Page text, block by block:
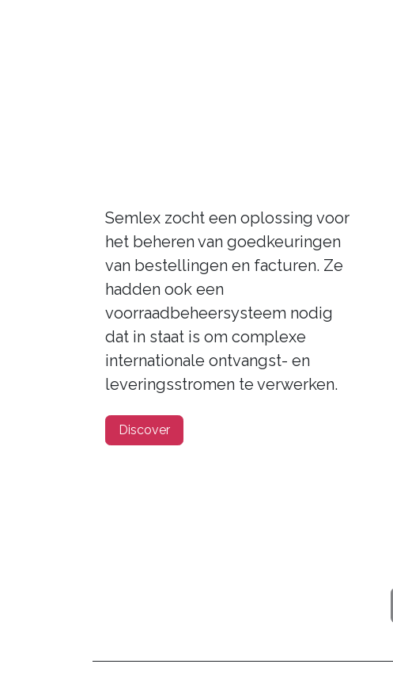
Semlex zocht een oplossing voor
het beheren van goedkeuringen
van bestellingen en facturen. Ze
hadden ook een
voorraadbeheersysteem nodig
dat in staat is om complexe
internationale ontvangst- en
leveringsstromen te verwerken.
Discover